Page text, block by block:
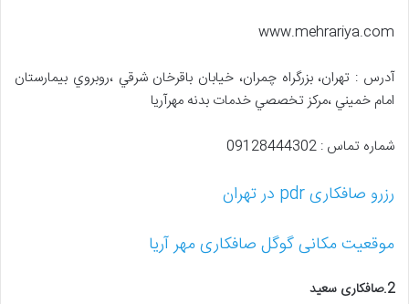
www.mehrariya.com
آدرس : تهران، بزرگراه چمران، خيابان باقرخان شرقي ،روبروي بيمارستان
امام خميني ،مركز تخصصي خدمات بدنه مهرآريا
شماره تماس : 09128444302
رزرو صافکاری pdr در تهران
موقعیت مکانی گوگل صافکاری مهر آریا
2.صافکاری سعید